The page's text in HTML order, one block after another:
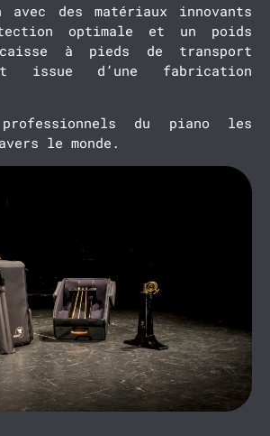
avec des matériaux innovants
optimale et un poids
caisse à pieds de transport
issue d’une fabrication
professionnels du piano les
le monde.